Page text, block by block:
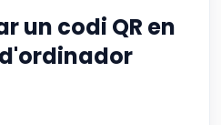
un codi QR en